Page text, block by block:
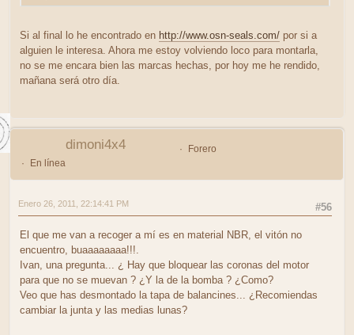
Si al final lo he encontrado en http://www.osn-seals.com/ por si a
alguien le interesa. Ahora me estoy volviendo loco para montarla,
no se me encara bien las marcas hechas, por hoy me he rendido,
mañana será otro día.
dimoni4x4
Forero
En línea
#56
Enero 26, 2011, 22:14:41 PM
El que me van a recoger a mí es en material NBR, el vitón no
encuentro, buaaaaaaaa!!!.
Ivan, una pregunta... ¿ Hay que bloquear las coronas del motor
para que no se muevan ? ¿Y la de la bomba ? ¿Como?
Veo que has desmontado la tapa de balancines... ¿Recomiendas
cambiar la junta y las medias lunas?